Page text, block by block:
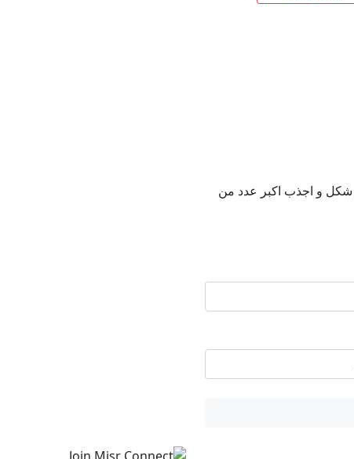
شكل و اجذب اكبر عدد من